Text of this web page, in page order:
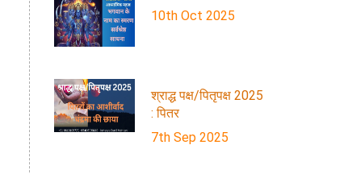
10th Oct 2025
श्राद्ध पक्ष/पितृपक्ष 2025
: पितर
7th Sep 2025